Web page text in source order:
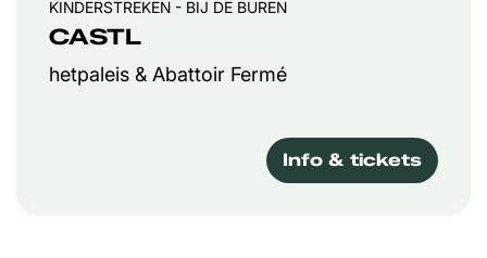
CASTL
hetpaleis & Abattoir Fermé
KINDERSTREKEN - BIJ DE BUREN
Info & tickets